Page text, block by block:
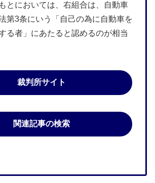
とにおいては、右組合は、自動車
第3条にいう「自己の為に自動車を
る者」にあたると認めるのが相当
裁判所サイト
関連記事の検索